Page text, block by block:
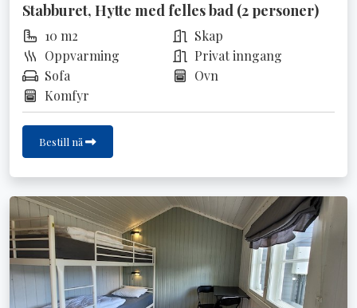
Stabburet, Hytte med felles bad (2 personer)
10 m2
Skap
Oppvarming
Privat inngang
Sofa
Ovn
Komfyr
Bestill nå